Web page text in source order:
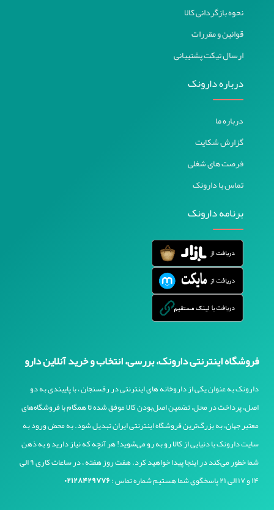
نحوه بازگردانی کالا
قوانین و مقررات
ارسال تیکت پشتیبانی
درباره دارونک
درباره ما
گزارش شکایت
فرصت های شغلی
تماس با دارونک
برنامه دارونک
فروشگاه اینترنتی دارونک، بررسی، انتخاب و خرید آنلاین دارو
دارونک به عنوان یکی از داروخانه های اینترنتی در رفسنجان ، با پایبندی به دو
اصل، پرداخت در محل، تضمین اصل‌بودن کالا موفق شده تا همگام با فروشگاه‌های
معتبر جهان، به بزرگ‌ترین فروشگاه اینترنتی ایران تبدیل شود. به محض ورود به
سایت دارونک با دنیایی از کالا رو به رو می‌شوید! هر آنچه که نیاز دارید و به ذهن
شما خطور می‌کند در اینجا پیدا خواهید کرد. هفت روز هفته ، در ساعات کاری ۹ الی
۱۴ و ۱۷ الی ۲۱ پاسخگوی شما هستیم شماره تماس :
۰۲۱۲۸۴۲۹۷۷۶